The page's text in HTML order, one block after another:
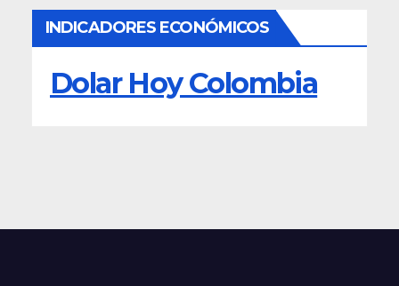
INDICADORES ECONÓMICOS
Dolar Hoy Colombia